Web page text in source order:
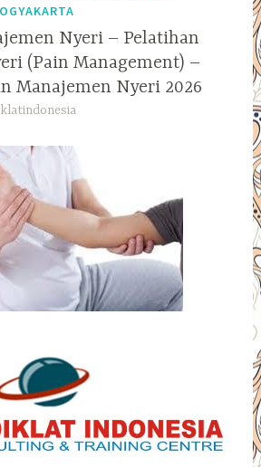
Nyeri – Pelatihan
(Pain Management) –
Manajemen Nyeri 2026